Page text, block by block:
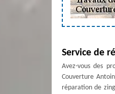
Service de
Avez-vous des
Couverture
réparation de